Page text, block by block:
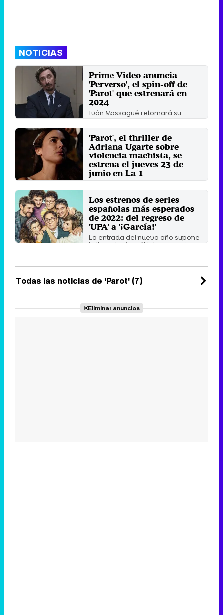
NOTICIAS
Prime Video anuncia
'Perverso', el spin-off de
'Parot' que estrenará en
2024
Iván Massagué retomará su
papel de Haro, el maléfico
criminal que atormentó a ...
Jueves 16 Noviembre 2023 14:20
'Parot', el thriller de
Adriana Ugarte sobre
violencia machista, se
estrena el jueves 23 de
junio en La 1
La ficción ya vio la luz en Amazon
Prime Video a finales de mayo de
2021.
Viernes 17 Junio 2022 12:38
Los estrenos de series
españolas más esperados
de 2022: del regreso de
'UPA' a '¡García!'
La entrada del nuevo año supone
la llegada de múltiples apuestas
Todas las noticias de 'Parot' (7)
Eliminar anuncios